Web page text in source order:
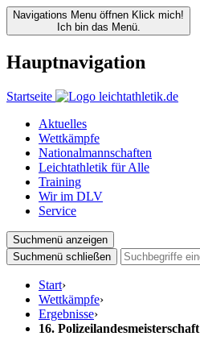
Navigations Menu öffnen Klick mich!
Ich bin das Menü.
Hauptnavigation
Startseite
Aktuelles
Wettkämpfe
Nationalmannschaften
Leichtathletik für Alle
Training
Wir im DLV
Service
Suchmenü anzeigen
Suchmenü schließen
Start›
Wettkämpfe›
Ergebnisse›
16. Polizeilandesmeisterschaft